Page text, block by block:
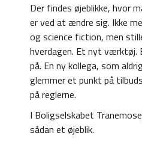
Der findes øjeblikke, hvor
er ved at ændre sig. Ikke
og science fiction, men
hverdagen. Et nyt værktøj.
på. En ny kollega, som
glemmer et punkt på
på reglerne.
I Boligselskabet
sådan et øjeblik.